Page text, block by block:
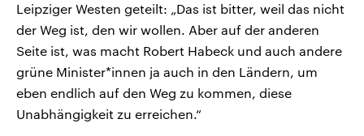
Leipziger Westen geteilt: „Das ist bitter, weil das nicht
der Weg ist, den wir wollen. Aber auf der anderen
Seite ist, was macht Robert Habeck und auch andere
grüne Minister*innen ja auch in den Ländern, um
eben endlich auf den Weg zu kommen, diese
Unabhängigkeit zu erreichen.“